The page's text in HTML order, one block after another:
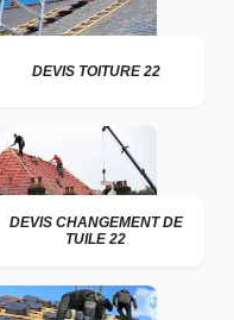
DEVIS TOITURE 22
DEVIS CHANGEMENT DE
TUILE 22